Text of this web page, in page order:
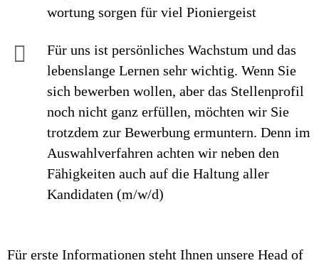
wor­tung sorgen für viel Pionier­geist
Für uns ist persönliches Wachstum und das
lebenslange Lernen sehr wichtig. Wenn Sie
sich bewerben wollen, aber das Stellenprofil
noch nicht ganz erfüllen, möchten wir Sie
trotzdem zur Bewerbung ermuntern. Denn im
Auswahlverfahren achten wir neben den
Fähigkeiten auch auf die Haltung aller
Kandidaten (m/w/d)
Für erste Informationen steht Ihnen unsere Head of